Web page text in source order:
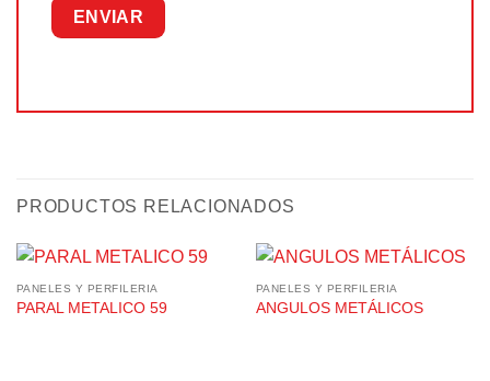
PRODUCTOS RELACIONADOS
PANELES Y PERFILERIA
PARAL METALICO 59
PANELES Y PERFILERIA
ANGULOS METÁLICOS